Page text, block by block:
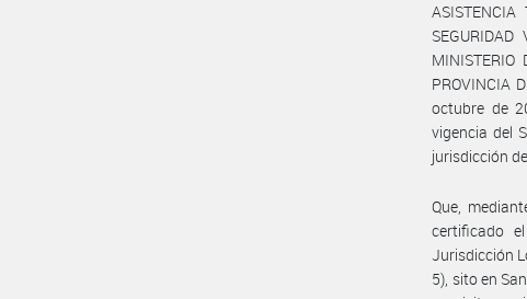
PROVINCIA
octubre de
vigencia del
jurisdicción
Que,
certificado
Jurisdicción
5), sito en